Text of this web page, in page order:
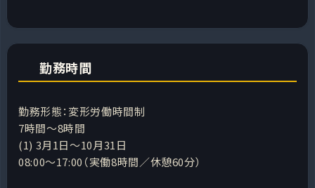
勤務時間
勤務形態：変形労働時間制
7時間～8時間
(1) 3月1日～10月31日
08:00～17:00（実働8時間／休憩60分）